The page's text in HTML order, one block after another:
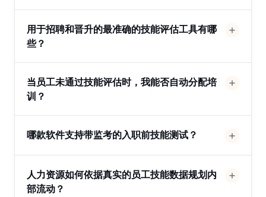
用于招聘和晋升的最准确的技能评估工具有哪
些？
当员工未通过技能评估时，我能否自动分配培
训？
哪款软件支持带监考的入职前技能测试？
人力资源如何依据真实的员工技能数据规划内
部流动？